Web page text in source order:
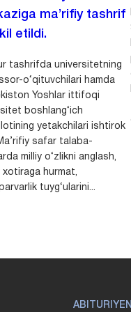
ma’rifiy tashrif
etildi.
tashrifda universitetning
o‘qituvchilari hamda
Yoshlar ittifoqi
boshlang‘ich
yetakchilari ishtirok
safar talaba-
milliy o‘zlikni anglash,
xotiraga hurmat,
tuyg‘ularini...